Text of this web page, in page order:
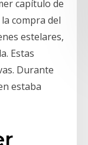
capítulo de
compra del
estelares,
Estas
Durante
estaba